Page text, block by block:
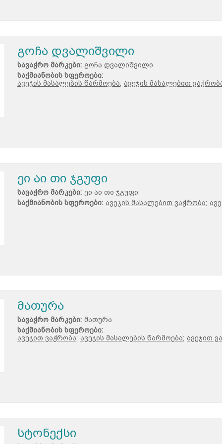
გოჩა დვალიშვილი
სავაჭრო მარკები: გოჩა დვალიშვილი
საქმიანობის სფეროები:
ავეჯის მასალების წარმოება; ავეჯის მასალებით
ეი აი თი ჯგუფი
სავაჭრო მარკები: ეი აი თი ჯგუფი
საქმიანობის სფეროები: ავეჯის მასალებით ვაჭრობა;
მათურა
სავაჭრო მარკები: მათურა
საქმიანობის სფეროები:
ავეჯით ვაჭრობა; ავეჯის მასალების წარმოება; ავეჯით
სტონექსი